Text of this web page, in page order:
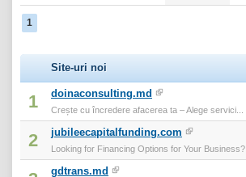
1
Site-uri noi
1 doinaconsulting.md
Crește cu încredere afacerea ta – Alege servici...
2 jubileecapitalfunding.com
Looking for Financing Options for Your Business?
gdtrans.md